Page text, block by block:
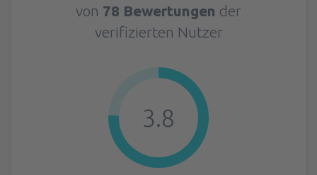
von 78 Bewertungen der
verifizierten Nutzer
3.8